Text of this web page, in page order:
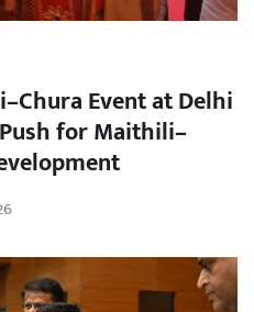
Event at Delhi
for Maithili–